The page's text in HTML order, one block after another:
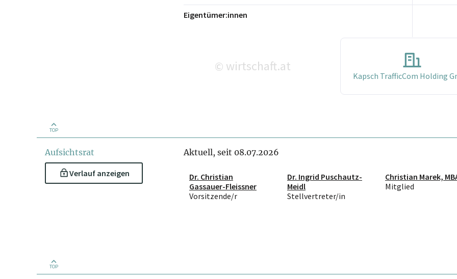
Eigentümer:innen
© wirtschaft.at
Kapsch TrafficCom Holding
TOP
Aufsichtsrat
Verlauf anzeigen
Aktuell, seit 08.07.2026
Dr. Christian
Gassauer-Fleissner
Vorsitzende/r
Dr. Ingrid Puschautz-
Meidl
Stellvertreter/in
Christian Marek,
Mitglied
TOP